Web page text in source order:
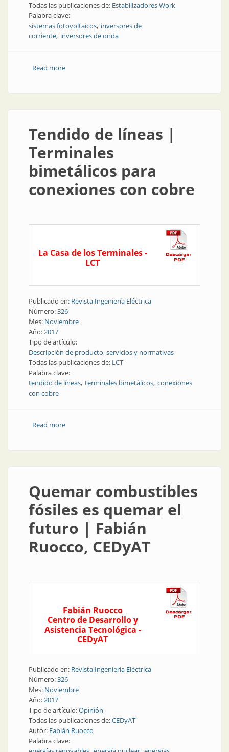
Todas las publicaciones de: Estabilizadores Work
Palabra clave:
sistemas fotovoltaicos inversores de
corriente inversores de onda
Read moreabout Inversores de corriente para sistemas
Tendido de líneas |
Terminales
bimetálicos para
conexiones con cobre
La Casa de los Terminales -
LCT
Publicado en: Revista Ingeniería Eléctrica
Número:326
Mes: Noviembre
Año:2017
Tipo de artículo:
Descripción de producto, servicios y normativas
Todas las publicaciones de: LCT
Palabra clave:
tendido de líneas terminales bimetálicos conexiones
con cobre
Read moreabout Tendido de líneas | Terminales bimetálicos
Quemar combustibles
fósiles es quemar el
futuro | Fabián
Ruocco, CEDyAT
Fabián Ruocco
Centro de Desarrollo y
Asistencia Tecnológica -
CEDyAT
Publicado en: Revista Ingeniería Eléctrica
Número:326
Mes: Noviembre
Año:2017
Tipo de artículo:Opinión
Todas las publicaciones de:CEDyAT
Autor: Fabián Ruocco
Palabra clave: